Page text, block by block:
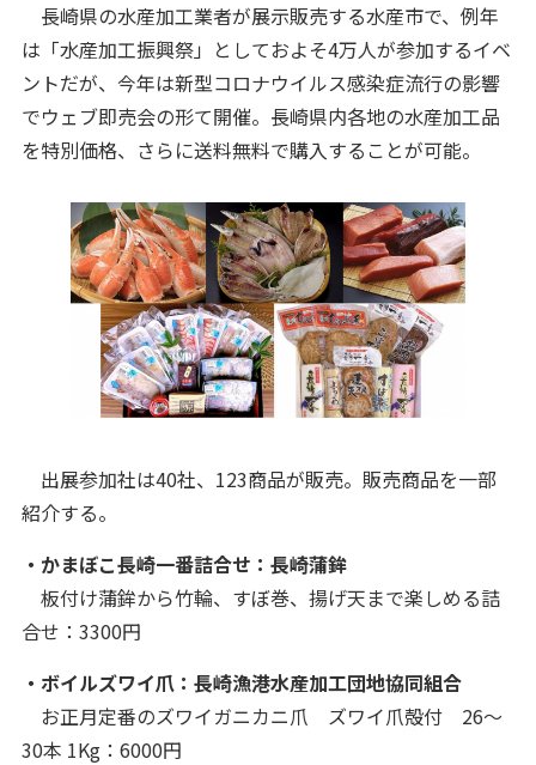
長崎県の水産加工業者が展示販売する水産市で、例年
は「水産加工振興祭」としておよそ4万人が参加するイベ
ントだが、今年は新型コロナウイルス感染症流行の影響
でウェブ即売会の形て開催。長崎県内各地の水産加工品
を特別価格、さらに送料無料で購入することが可能。
出展参加社は40社、123商品が販売。販売商品を一部
紹介する。
・かまぼこ長崎一番詰合せ：長崎蒲鉾
板付け蒲鉾から竹輪、すぼ巻、揚げ天まで楽しめる詰
合せ：3300円
・ボイルズワイ爪：長崎漁港水産加工団地協同組合
お正月定番のズワイガニカニ爪 ズワイ爪殻付 26～
30本 1Kg：6000円